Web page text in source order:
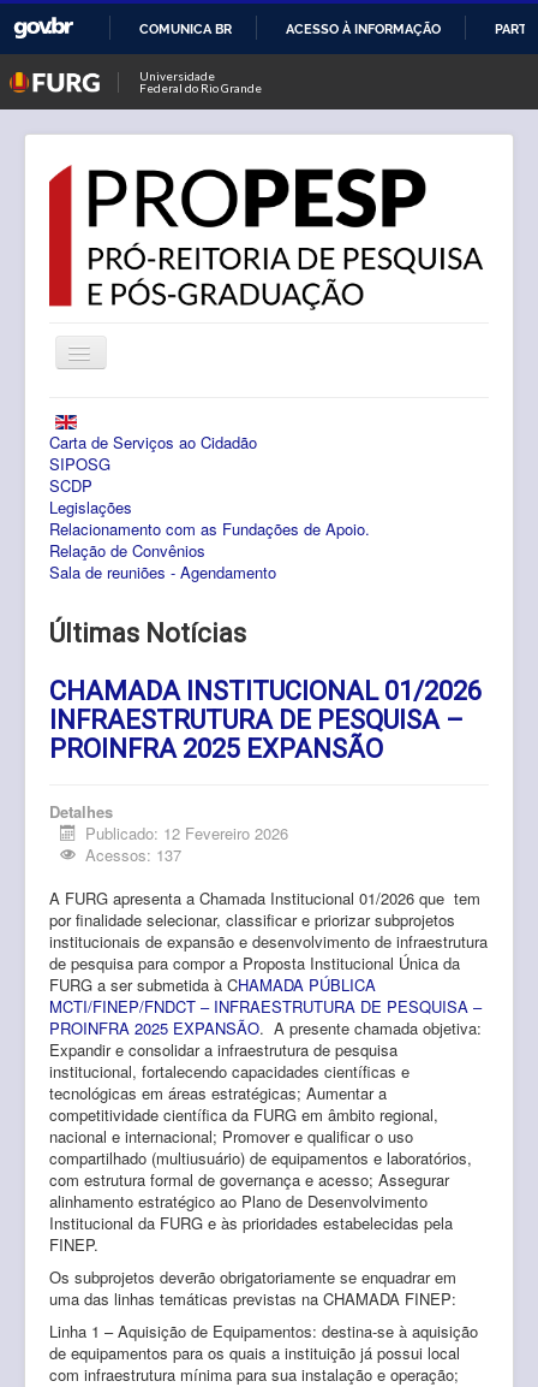
O
CONTEÚDO
COMUNICA BR ACESSO À INFORMAÇÃO
Universidade
Federal do Rio Grande
Alternar
Navegação
Notícias
PROPESP
Pesquisa
Pós-Graduação
Internacionalização.
Editais
Comitês
Contato
Carta de Serviços ao Cidadão
SIPOSG
SCDP
Legislações
Relacionamento com as Fundações de Apoio.
Relação de Convênios
Sala de reuniões - Agendamento
Últimas Notícias
CHAMADA INSTITUCIONAL 01/2026
INFRAESTRUTURA DE PESQUISA –
PROINFRA 2025 EXPANSÃO
Detalhes
Publicado: 12 Fevereiro 2026
Acessos: 137
A FURG apresenta a Chamada Institucional 01/2026 que tem
por finalidade selecionar, classificar e priorizar subprojetos
institucionais de expansão e desenvolvimento de infraestrutura
de pesquisa para compor a Proposta Institucional Única da
FURG a ser submetida à CHAMADA PÚBLICA
MCTI/FINEP/FNDCT – INFRAESTRUTURA DE PESQUISA –
PROINFRA 2025 EXPANSÃO. A presente chamada objetiva:
Expandir e consolidar a infraestrutura de pesquisa
institucional, fortalecendo capacidades científicas e
tecnológicas em áreas estratégicas; Aumentar a
competitividade científica da FURG em âmbito regional,
nacional e internacional; Promover e qualificar o uso
compartilhado (multiusuário) de equipamentos e laboratórios,
com estrutura formal de governança e acesso; Assegurar
alinhamento estratégico ao Plano de Desenvolvimento
Institucional da FURG e às prioridades estabelecidas pela
FINEP.
Os subprojetos deverão obrigatoriamente se enquadrar em
uma das linhas temáticas previstas na CHAMADA FINEP:
Linha 1 – Aquisição de Equipamentos: destina-se à aquisição
de equipamentos para os quais a instituição já possui local
com infraestrutura mínima para sua instalação e operação;